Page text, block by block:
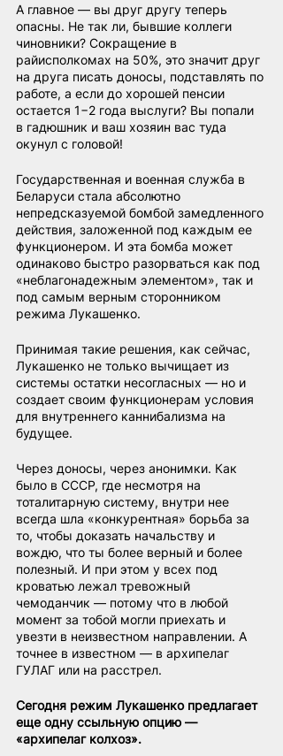
А главное — вы друг другу теперь
опасны. Не так ли, бывшие коллеги
чиновники? Сокращение в
райисполкомах на 50%, это значит друг
на друга писать доносы, подставлять по
работе, а если до хорошей пенсии
остается 1−2 года выслуги? Вы попали
в гадюшник и ваш хозяин вас туда
окунул с головой!
Государственная и военная служба в
Беларуси стала абсолютно
непредсказуемой бомбой замедленного
действия, заложенной под каждым ее
функционером. И эта бомба может
одинаково быстро разорваться как под
«неблагонадежным элементом», так и
под самым верным сторонником
режима Лукашенко.
Принимая такие решения, как сейчас,
Лукашенко не только вычищает из
системы остатки несогласных — но и
создает своим функционерам условия
для внутреннего каннибализма на
будущее.
Через доносы, через анонимки. Как
было в СССР, где несмотря на
тоталитарную систему, внутри нее
всегда шла «конкурентная» борьба за
то, чтобы доказать начальству и
вождю, что ты более верный и более
полезный. И при этом у всех под
кроватью лежал тревожный
чемоданчик — потому что в любой
момент за тобой могли приехать и
увезти в неизвестном направлении. А
точнее в известном — в архипелаг
ГУЛАГ или на расстрел.
Сегодня режим Лукашенко предлагает
еще одну ссыльную опцию —
«архипелаг колхоз».